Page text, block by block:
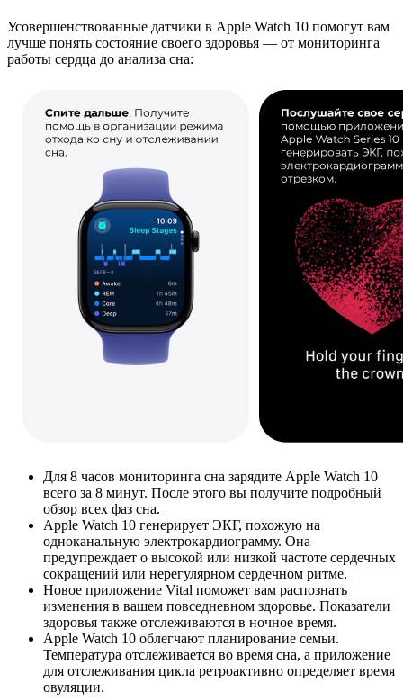
Усовершенствованные датчики в Apple Watch 10 помогут вам
лучше понять состояние своего здоровья — от мониторинга
работы сердца до анализа сна:
Для 8 часов мониторинга сна зарядите Apple Watch 10
всего за 8 минут. После этого вы получите подробный
обзор всех фаз сна.
Apple Watch 10 генерирует ЭКГ, похожую на
одноканальную электрокардиограмму. Она
предупреждает о высокой или низкой частоте сердечных
сокращений или нерегулярном сердечном ритме.
Новое приложение Vital поможет вам распознать
изменения в вашем повседневном здоровье. Показатели
здоровья также отслеживаются в ночное время.
Apple Watch 10 облегчают планирование семьи.
Температура отслеживается во время сна, а приложение
для отслеживания цикла ретроактивно определяет время
овуляции.